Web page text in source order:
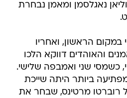
נאגלסמן ומאמן נבחרת
הראשון, ואחריו
והאוהדים דווקא הלכו
כשמסי שני ואמבפה שלישי.
ביותר היתה שייכת
רוברטו מרטינס, שבחר את